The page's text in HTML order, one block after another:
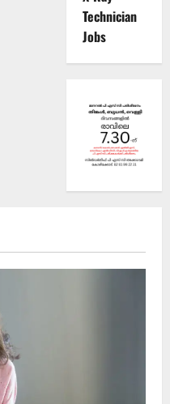
Technician
Jobs